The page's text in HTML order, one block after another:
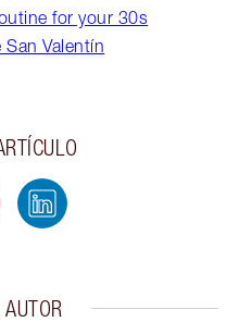
for your 30s
San Valentín